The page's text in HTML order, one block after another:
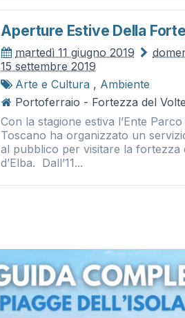
Aperture Estive Della
martedì 11 giugno 2019
15 settembre 2019
Arte e Cultura , Ambiente
Portoferraio - Fortezza del
Con la stagione estiva l’Ente
Toscano ha organizzato un
al pubblico per visitare la fortezza
d’Elba. Dall’11...